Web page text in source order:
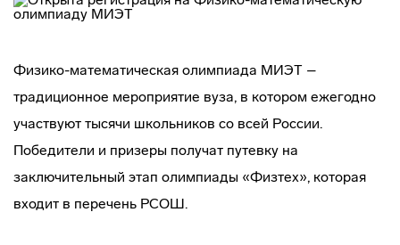
Физико-математическая олимпиада МИЭТ –
традиционное мероприятие вуза, в котором ежегодно
участвуют тысячи школьников со всей России.
Победители и призеры получат путевку на
заключительный этап олимпиады «Физтех», которая
входит в перечень РСОШ.